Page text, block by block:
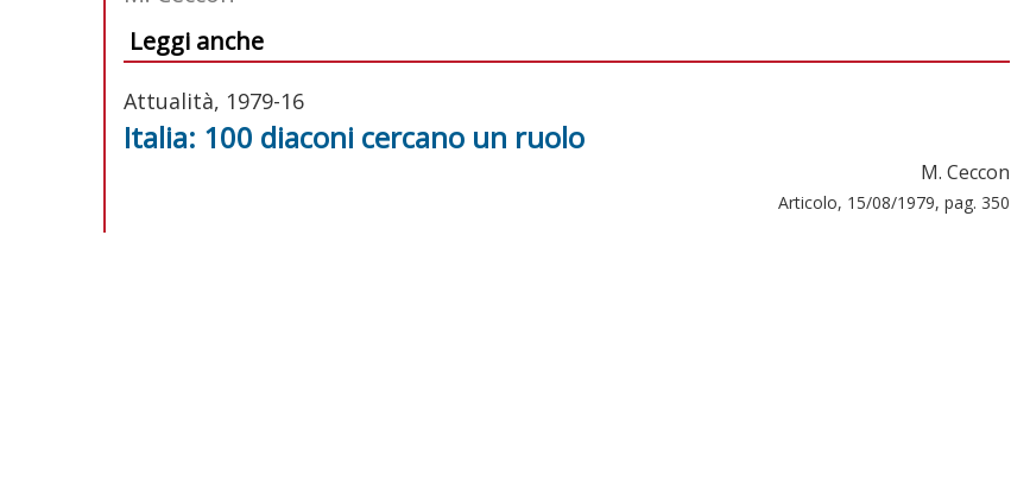
Leggi anche
Attualità, 1979-16
Italia: 100 diaconi cercano un ruolo
M. Ceccon
Articolo, 15/08/1979, pag. 350